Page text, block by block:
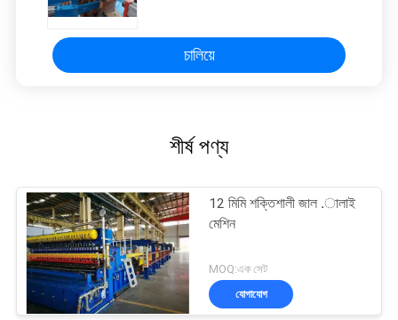
চালিয়ে
শীর্ষ পণ্য
12 মিমি শক্তিশালী জাল .ালাই
মেশিন
MOQ:এক সেট
যোগাযোগ